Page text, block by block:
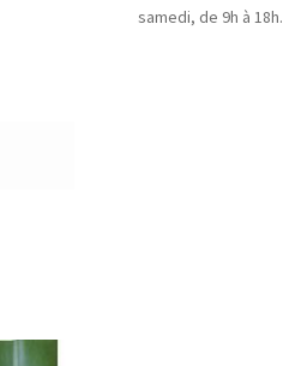
samedi, de 9h à 18h.